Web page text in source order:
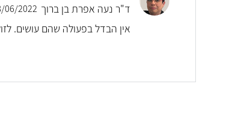
ד"ר נעה אפרת בן ברוך 2022 | 13:49
אין הבדל בפעולה שהם עושים.